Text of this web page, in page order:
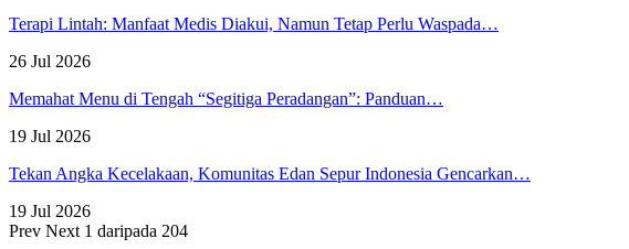
Terapi Lintah: Manfaat Medis Diakui, Namun Tetap Perlu Waspada…
26 Jul 2026
Memahat Menu di Tengah “Segitiga Peradangan”: Panduan…
19 Jul 2026
Tekan Angka Kecelakaan, Komunitas Edan Sepur Indonesia Gencarkan…
19 Jul 2026
Prev Next 1 daripada 204